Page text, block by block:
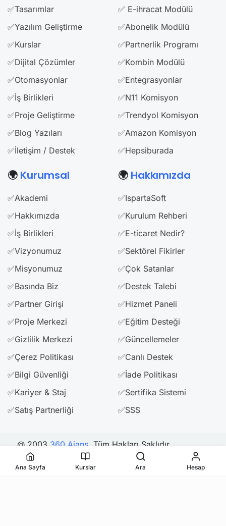
✅Tasarımlar
✅Yazılım Geliştirme
✅Kurslar
✅Dijital Çözümler
✅Otomasyonlar
✅İş Birlikleri
✅Proje Geliştirme
✅Blog Yazıları
✅İletişim / Destek
✅ E-ihracat Modülü
✅Abonelik Modülü
✅Partnerlik Programı
✅Kombin Modülü
✅Entegrasyonlar
✅N11 Komisyon
✅Trendyol Komisyon
✅Amazon Komisyon
✅Hepsiburada
🌍 Kurumsal
✅Akademi
✅Hakkımızda
✅İş Birlikleri
✅Vizyonumuz
✅Misyonumuz
✅Basında Biz
✅Partner Girişi
✅Proje Merkezi
✅Gizlilik Merkezi
✅Çerez Politikası
✅Bilgi Güvenliği
✅Kariyer & Staj
✅Satış Partnerliği
🌍 Hakkımızda
✅IspartaSoft
✅Kurulum Rehberi
✅E-ticaret Nedir?
✅Sektörel Fikirler
✅Çok Satanlar
✅Destek Talebi
✅Hizmet Paneli
✅Eğitim Desteği
✅Güncellemeler
✅Canlı Destek
✅İade Politikası
✅Sertifika Sistemi
✅SSS
@ 2003 360 Ajans. Tüm Hakları Saklıdır.
Ana Sayfa Kurslar Ara Hesap